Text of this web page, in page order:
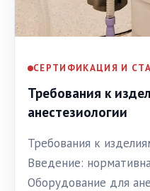
СЕРТИФИКАЦИЯ И
Требования к
анестезиологии
Требования к
Введение:
Оборудование для